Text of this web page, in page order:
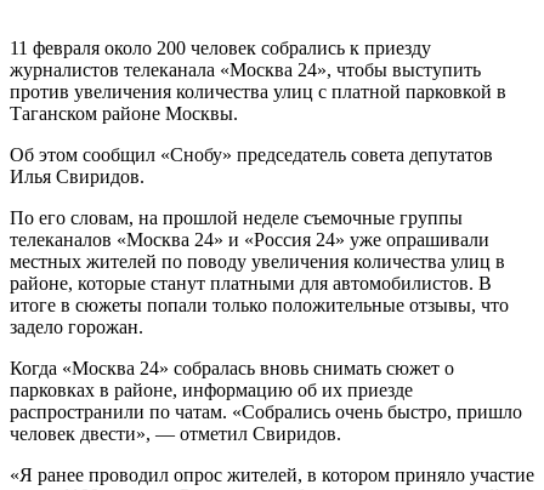
11 февраля около 200 человек собрались к приезду
журналистов телеканала «Москва 24», чтобы выступить
против увеличения количества улиц с платной парковкой в
Таганском районе Москвы.
Об этом сообщил «Снобу» председатель совета депутатов
Илья Свиридов.
По его словам, на прошлой неделе съемочные группы
телеканалов «Москва 24» и «Россия 24» уже опрашивали
местных жителей по поводу увеличения количества улиц в
районе, которые станут платными для автомобилистов. В
итоге в сюжеты попали только положительные отзывы, что
задело горожан.
Когда «Москва 24» собралась вновь снимать сюжет о
парковках в районе, информацию об их приезде
распространили по чатам. «Собрались очень быстро, пришло
человек двести», — отметил Свиридов.
«Я ранее проводил опрос жителей, в котором приняло участие